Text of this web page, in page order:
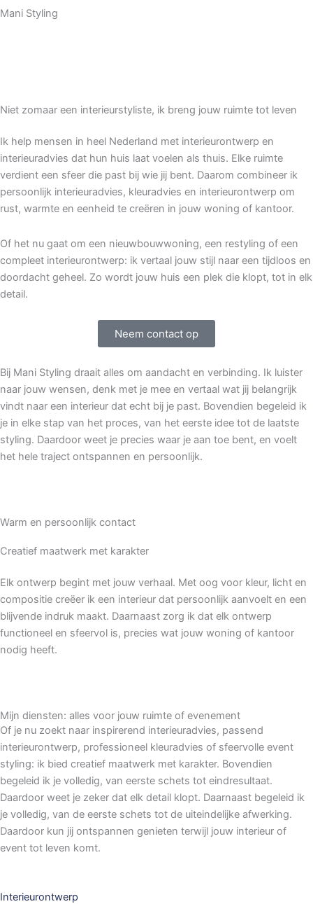
Mani Styling
Niet zomaar een interieurstyliste, ik breng jouw ruimte tot leven
Ik help mensen in heel Nederland met interieurontwerp en
interieuradvies dat hun huis laat voelen als thuis. Elke ruimte
verdient een sfeer die past bij wie jij bent. Daarom combineer ik
persoonlijk interieuradvies, kleuradvies en interieurontwerp om
rust, warmte en eenheid te creëren in jouw woning of kantoor.
Of het nu gaat om een nieuwbouwwoning, een restyling of een
compleet interieurontwerp: ik vertaal jouw stijl naar een tijdloos en
doordacht geheel. Zo wordt jouw huis een plek die klopt, tot in elk
detail.
Neem contact op
Bij Mani Styling draait alles om aandacht en verbinding. Ik luister
naar jouw wensen, denk met je mee en vertaal wat jij belangrijk
vindt naar een interieur dat echt bij je past. Bovendien begeleid ik
je in elke stap van het proces, van het eerste idee tot de laatste
styling. Daardoor weet je precies waar je aan toe bent, en voelt
het hele traject ontspannen en persoonlijk.
Warm en persoonlijk contact
Creatief maatwerk met karakter
Elk ontwerp begint met jouw verhaal. Met oog voor kleur, licht en
compositie creëer ik een interieur dat persoonlijk aanvoelt en een
blijvende indruk maakt. Daarnaast zorg ik dat elk ontwerp
functioneel en sfeervol is, precies wat jouw woning of kantoor
nodig heeft.
Mijn diensten: alles voor jouw ruimte of evenement
Of je nu zoekt naar inspirerend interieuradvies, passend
interieurontwerp, professioneel kleuradvies of sfeervolle event
styling: ik bied creatief maatwerk met karakter. Bovendien
begeleid ik je volledig, van eerste schets tot eindresultaat.
Daardoor weet je zeker dat elk detail klopt. Daarnaast begeleid ik
je volledig, van de eerste schets tot de uiteindelijke afwerking.
Daardoor kun jij ontspannen genieten terwijl jouw interieur of
event tot leven komt.
Interieurontwerp